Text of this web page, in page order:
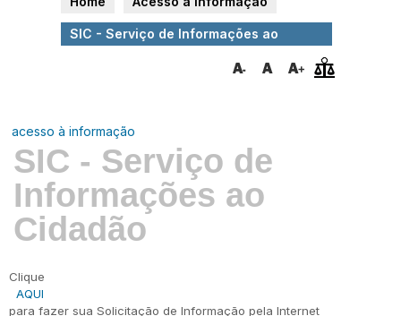
SIC - Serviço de Informações ao
acesso à informação
SIC - Serviço de
Informações ao
Cidadão
Clique
AQUI
para fazer sua Solicitação de Informação pela Internet